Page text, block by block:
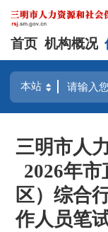
首页 机构概况
三明市人
2026年市
区）综合
作人员笔